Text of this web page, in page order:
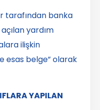
tarafından banka
yardım
ilişkin
esas belge” olarak
YAPILAN